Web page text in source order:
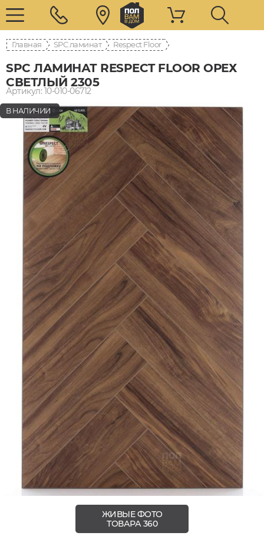
Главная SPC ламинат Respect Floor
SPC ЛАМИНАТ RESPECT FLOOR ОРЕХ
СВЕТЛЫЙ 2305
Артикул: 10-010-06712
В НАЛИЧИИ
ЖИВЫЕ ФОТО
ТОВАРА 360